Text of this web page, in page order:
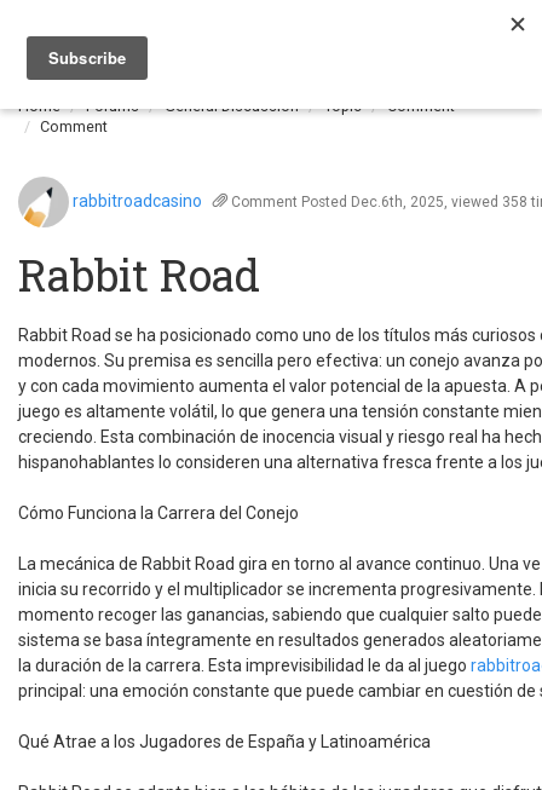
Home Forums General Discussion Topic
Comment
Comment
rabbitroadcasino Comment Posted Dec.6th, 2025, viewed 358
Rabbit Road
Rabbit Road se ha posicionado como uno de los títulos más
modernos. Su premisa es sencilla pero efectiva: un conejo avanza
y con cada movimiento aumenta el valor potencial de la apuesta. A
juego es altamente volátil, lo que genera una tensión constante
creciendo. Esta combinación de inocencia visual y riesgo real ha
hispanohablantes lo consideren una alternativa fresca frente a los
Cómo Funciona la Carrera del Conejo
La mecánica de Rabbit Road gira en torno al avance continuo. Una
inicia su recorrido y el multiplicador se incrementa progresivamente.
momento recoger las ganancias, sabiendo que cualquier salto
sistema se basa íntegramente en resultados generados
la duración de la carrera. Esta imprevisibilidad le da al juego
principal: una emoción constante que puede cambiar en cuestión de
Qué Atrae a los Jugadores de España y Latinoamérica